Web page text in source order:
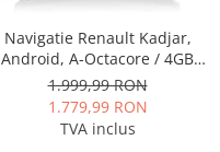
Navigatie Renault Kadjar,
Android, A-Octacore / 4GB
RAM + 64GB ROM, 9 Inch -
AD-BGA9004+AD-BGRKIT364
1.999,99 RON
1.779,99 RON
TVA inclus